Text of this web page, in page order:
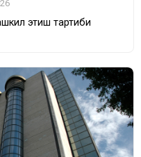
этиш тартиби